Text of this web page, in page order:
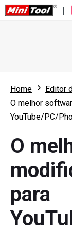
|
Novidades
Edição
Proporção
Ajuste de
Aparar/
Recursos
Dicas de
Gravador de
Conversor
Download
Home
Editor
O melhor
YouTube/PC/
O
para